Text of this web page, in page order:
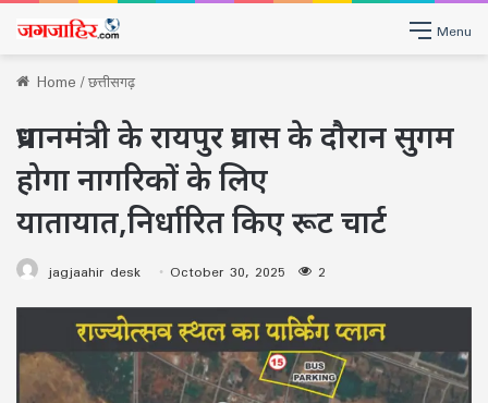
Menu
Home/छत्तीसगढ़
प्रधानमंत्री के रायपुर प्रवास के दौरान सुगम
होगा नागरिकों के लिए
यातायात,निर्धारित किए रूट चार्ट
jagjaahir desk October 30, 2025 2